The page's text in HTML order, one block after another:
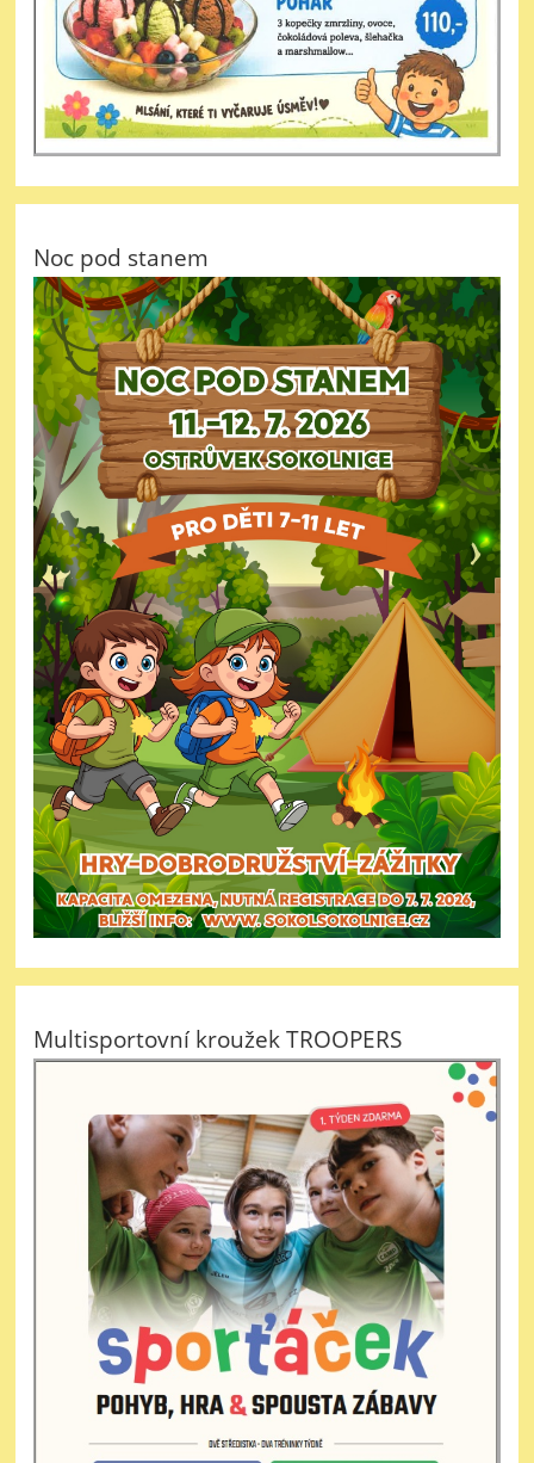
Noc pod stanem
Multisportovní kroužek TROOPERS